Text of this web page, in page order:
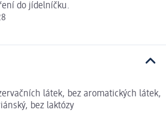
do jídelníčku.
látek, bez aromatických látek,
bez laktózy